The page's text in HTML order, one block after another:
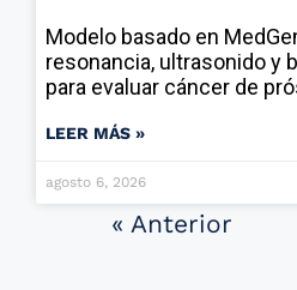
Modelo basado en
resonancia, ultrasonido y
para evaluar cáncer de
LEER MÁS »
agosto 6, 2026
« Anterior